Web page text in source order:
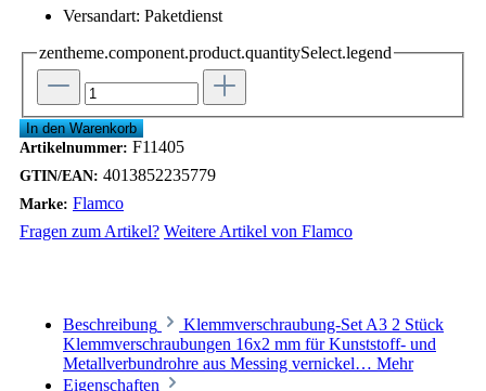
Versandart: Paketdienst
zentheme.component.product.quantitySelect.legend
In den Warenkorb
Artikelnummer: F11405
GTIN/EAN: 4013852235779
Marke: Flamco
Fragen zum Artikel? Weitere Artikel von Flamco
Beschreibung
Klemmverschraubung-Set A3 2 Stück
Klemmverschraubungen 16x2 mm für Kunststoff- und
Metallverbundrohre aus Messing vernickel… Mehr
Eigenschaften